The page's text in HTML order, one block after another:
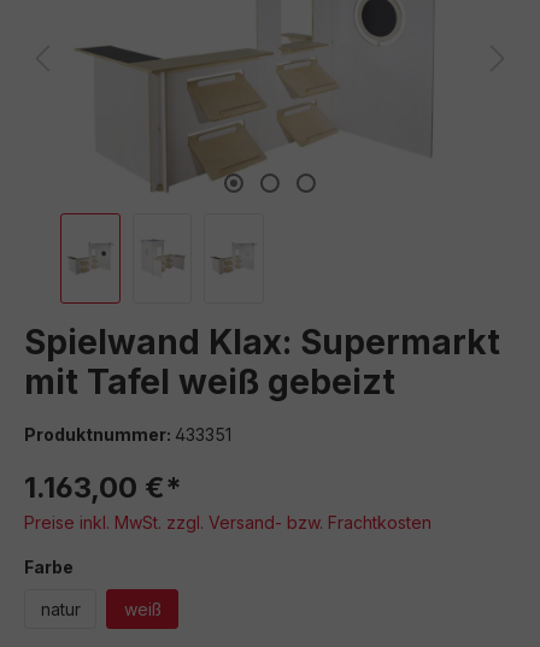
Spielwand Klax: Supermarkt
mit Tafel weiß gebeizt
Produktnummer: 433351
1.163,00 €*
Preise inkl. MwSt. zzgl. Versand- bzw. Frachtkosten
Farbe
natur weiß